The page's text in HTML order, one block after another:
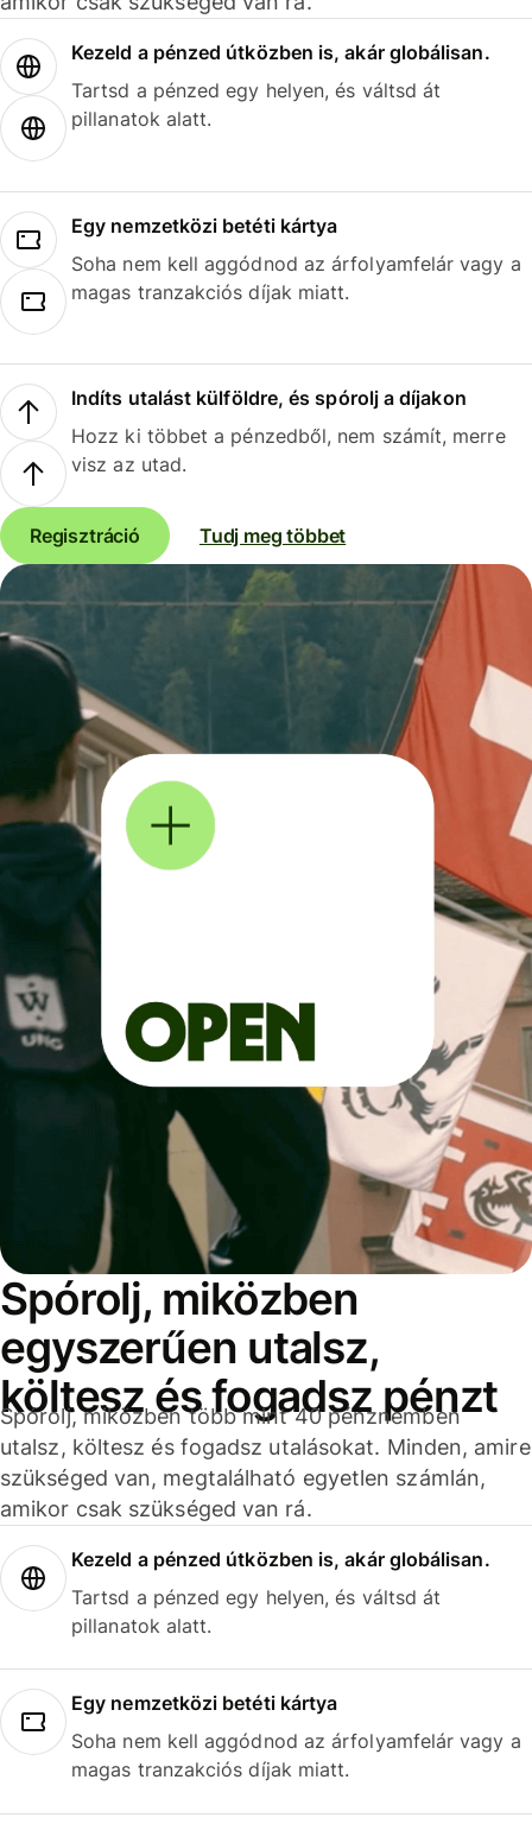
Kezeld a pénzed útközben is, akár globálisan.
Tartsd a pénzed egy helyen, és váltsd át
pillanatok alatt.
Egy nemzetközi betéti kártya
Soha nem kell aggódnod az árfolyamfelár vagy a
magas tranzakciós díjak miatt.
Indíts utalást külföldre, és spórolj a díjakon
Hozz ki többet a pénzedből, nem számít, merre
visz az utad.
Regisztráció Tudj meg többet
Spórolj, miközben
egyszerűen utalsz,
költesz és fogadsz pénzt
Spórolj, miközben több mint 40 pénznemben
utalsz, költesz és fogadsz utalásokat. Minden, amire
szükséged van, megtalálható egyetlen számlán,
amikor csak szükséged van rá.
Kezeld a pénzed útközben is, akár globálisan.
Tartsd a pénzed egy helyen, és váltsd át
pillanatok alatt.
Egy nemzetközi betéti kártya
Soha nem kell aggódnod az árfolyamfelár vagy a
magas tranzakciós díjak miatt.